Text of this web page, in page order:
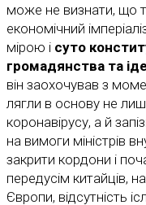
може не визнати, що
економічний
мірою і суто
громадянства та
він заохочував з
лягли в основу не
коронавірусу, а й
на вимоги міністрів
закрити кордони і
передусім китайців,
Європи, відсутність